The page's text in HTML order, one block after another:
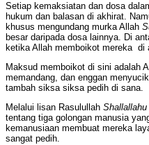
Setiap kemaksiatan dan dosa
hukum dan balasan di akhirat.
khusus mengundang murka Allah
besar daripada dosa lainnya. Di
ketika Allah memboikot mereka di
Maksud memboikot di sini adalah
memandang, dan enggan
tambah siksa siksa pedih di sana.
Melalui lisan Rasulullah
tentang tiga golongan manusia
kemanusiaan membuat mereka
sangat pedih.